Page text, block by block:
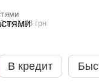
по 5.33 грн
В кредит